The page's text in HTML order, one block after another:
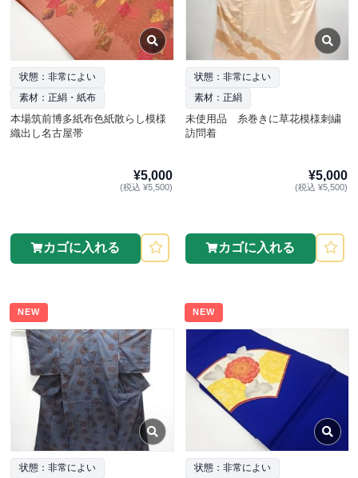
状態：非常によい
素材：正絹・紙布
本場筑前博多紙布色紙散らし模様
織出し名古屋帯
¥5,000
(税込 ¥5,500)
カゴに入れる
状態：非常によい
素材：正絹
未使用品 糸巻きに草花模様刺繍
訪問着
¥5,000
(税込 ¥5,500)
カゴに入れる
NEW
状態：非常によい
NEW
状態：非常によい